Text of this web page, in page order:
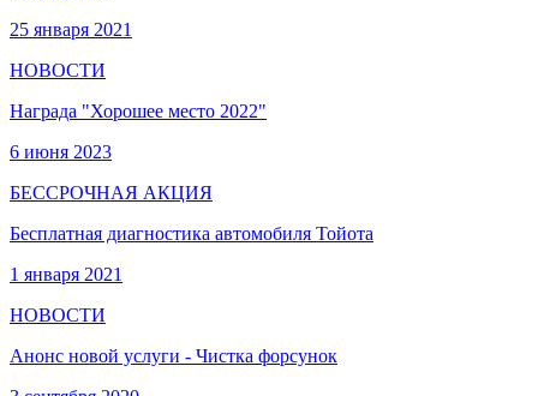
25 января 2021
НОВОСТИ
Награда "Хорошее место 2022"
6 июня 2023
БЕССРОЧНАЯ АКЦИЯ
Бесплатная диагностика автомобиля Тойота
1 января 2021
НОВОСТИ
Анонс новой услуги - Чистка форсунок